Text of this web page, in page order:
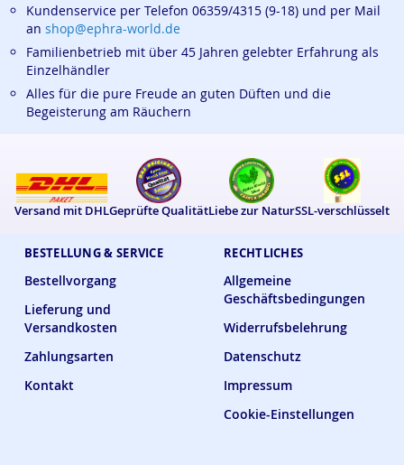
BESTELLUNG & SERVICE
Bestellvorgang
Lieferung und
Versandkosten
Zahlungsarten
Kontakt
RECHTLICHES
Allgemeine
Geschäftsbedingungen
Widerrufsbelehrung
Datenschutz
Impressum
Cookie-Einstellungen
Kundenservice per Telefon 06359/4315 (9-18) und per Mail
an shop@ephra-world.de
Familienbetrieb mit über 45 Jahren gelebter Erfahrung als
Einzelhändler
Alles für die pure Freude an guten Düften und die
Begeisterung am Räuchern
Versand mit DHLGeprüfte QualitätLiebe zur NaturSSL-verschlüsselt